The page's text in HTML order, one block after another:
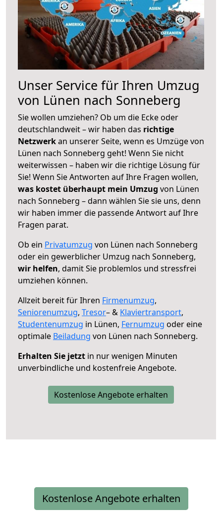
Unser Service für Ihren Umzug
von Lünen nach Sonneberg
Sie wollen umziehen? Ob um die Ecke oder
deutschlandweit – wir haben das richtige
Netzwerkan unserer Seite, wenn es Umzüge von
Lünen nach Sonneberg geht! Wenn Sie nicht
weiterwissen – haben wir die richtige Lösung für
Sie! Wenn Sie Antworten auf Ihre Fragen wollen,
was kostet überhaupt mein Umzug von Lünen
nach Sonneberg – dann wählen Sie sie uns, denn
wir haben immer die passende Antwort auf Ihre
Fragen parat.
Ob ein Privatumzug von Lünen nach Sonneberg
oder ein gewerblicher Umzug nach Sonneberg,
wir helfen, damit Sie problemlos und stressfrei
umziehen können.
Allzeit bereit für Ihren Firmenumzug,
Seniorenumzug, Tresor– & Klaviertransport,
Studentenumzug in Lünen, Fernumzug oder eine
optimale Beiladung von Lünen nach Sonneberg.
Erhalten Sie jetzt in nur wenigen Minuten
unverbindliche und kostenfreie Angebote.
Kostenlose Angebote erhalten
Kostenlose Angebote erhalten